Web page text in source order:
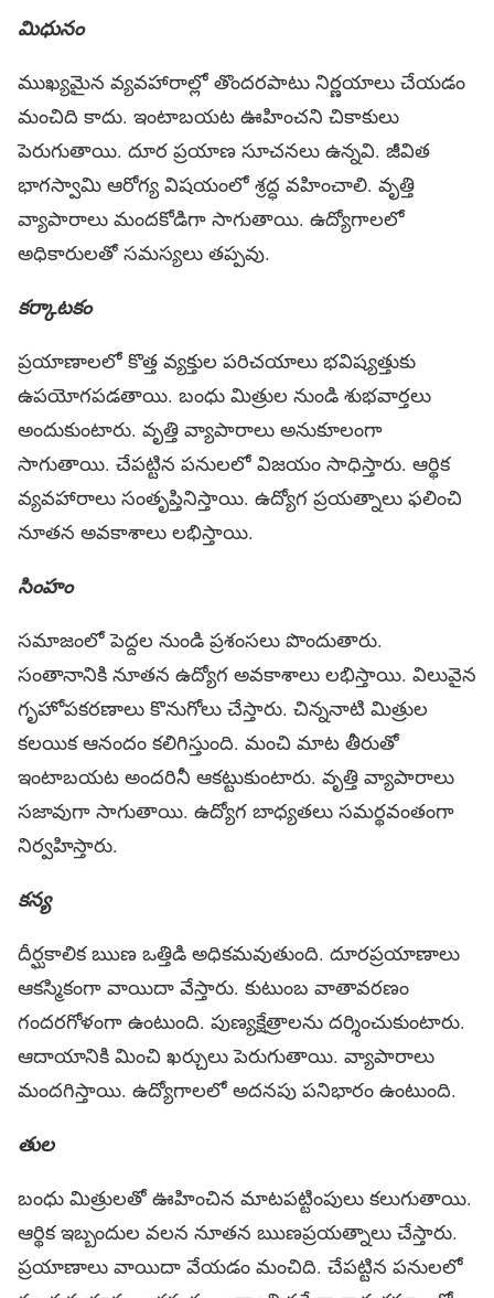
మిధునం
ముఖ్యమైన వ్యవహారాల్లో తొందరపాటు నిర్ణయాలు చేయడం
మంచిది కాదు. ఇంటాబయట ఊహించని చికాకులు
పెరుగుతాయి. దూర ప్రయాణ సూచనలు ఉన్నవి. జీవిత
భాగస్వామి ఆరోగ్య విషయంలో శ్రద్ధ వహించాలి. వృత్తి
వ్యాపారాలు మందకోడిగా సాగుతాయి. ఉద్యోగాలలో
అధికారులతో సమస్యలు తప్పవు.
కర్కాటకం
ప్రయాణాలలో కొత్త వ్యక్తుల పరిచయాలు భవిష్యత్తుకు
ఉపయోగపడతాయి. బంధు మిత్రుల నుండి శుభవార్తలు
అందుకుంటారు. వృత్తి వ్యాపారాలు అనుకూలంగా
సాగుతాయి. చేపట్టిన పనులలో విజయం సాధిస్తారు. ఆర్థిక
వ్యవహారాలు సంతృప్తినిస్తాయి. ఉద్యోగ ప్రయత్నాలు ఫలించి
నూతన అవకాశాలు లభిస్తాయి.
సింహం
సమాజంలో పెద్దల నుండి ప్రశంసలు పొందుతారు.
సంతానానికి నూతన ఉద్యోగ అవకాశాలు లభిస్తాయి. విలువైన
గృహోపకరణాలు కొనుగోలు చేస్తారు. చిన్ననాటి మిత్రుల
కలయిక ఆనందం కలిగిస్తుంది. మంచి మాట తీరుతో
ఇంటాబయట అందరినీ ఆకట్టుకుంటారు. వృత్తి వ్యాపారాలు
సజావుగా సాగుతాయి. ఉద్యోగ బాధ్యతలు సమర్థవంతంగా
నిర్వహిస్తారు.
కన్య
దీర్ఘకాలిక ఋణ ఒత్తిడి అధికమవుతుంది. దూరప్రయాణాలు
ఆకస్మికంగా వాయిదా వేస్తారు. కుటుంబ వాతావరణం
గందరగోళంగా ఉంటుంది. పుణ్యక్షేత్రాలను దర్శించుకుంటారు.
ఆదాయానికి మించి ఖర్చులు పెరుగుతాయి. వ్యాపారాలు
మందగిస్తాయి. ఉద్యోగాలలో అదనపు పనిభారం ఉంటుంది.
తుల
బంధు మిత్రులతో ఊహించిన మాటపట్టింపులు కలుగుతాయి.
ఆర్థిక ఇబ్బందుల వలన నూతన ఋణప్రయత్నాలు చేస్తారు.
ప్రయాణాలు వాయిదా వేయడం మంచిది. చేపట్టిన పనులలో